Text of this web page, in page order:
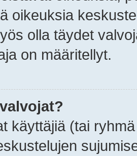
oikeuksia
olla täydet
on määritellyt.
käyttäjiä (tai